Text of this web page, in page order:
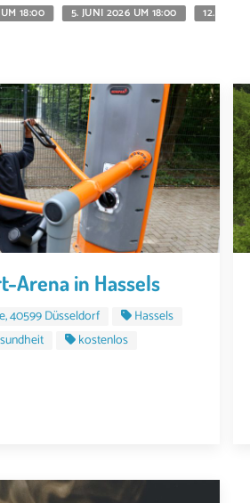
18:00 5. JUNI 2026 UM 18:00 12. JUNI
Arena in Hassels
40599 Düsseldorf
Hassels
kostenlos